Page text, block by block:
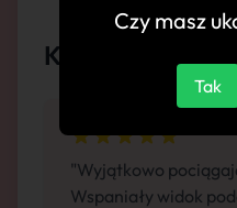
Komentarze
"Wyjątkowo
Wspaniały widok
Czy masz
Tak